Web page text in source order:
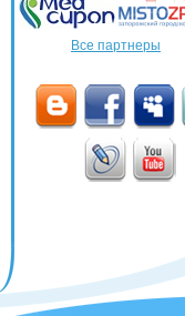
Все партнеры